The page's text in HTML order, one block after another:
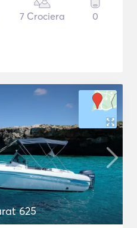
7 Crociera 0
625